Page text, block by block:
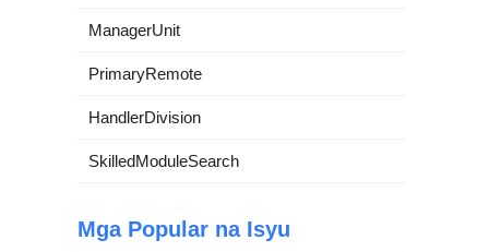
ManagerUnit
PrimaryRemote
HandlerDivision
SkilledModuleSearch
Mga Popular na Isyu